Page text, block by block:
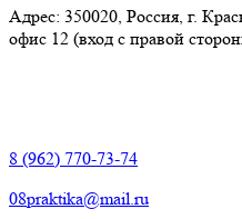
Адрес: 350020, Россия, г.
офис 12 (вход с правой
8 (962) 770-73-74
08praktika@mail.ru